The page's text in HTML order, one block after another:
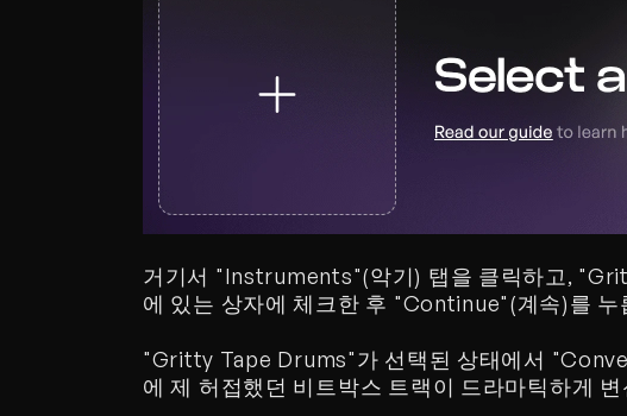
거기서 "Instruments"(악기) 탭을 클릭하고,
에 있는 상자에 체크한 후 "Continue"(계속)를 누
"Gritty Tape Drums"가 선택된 상태에서
에 제 허접했던 비트박스 트랙이 드라마틱하게